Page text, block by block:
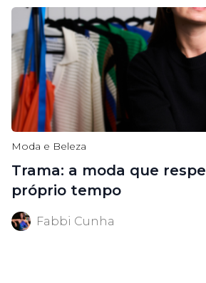
Moda e Beleza
Trama: a moda que
próprio tempo
Fabbi Cunha